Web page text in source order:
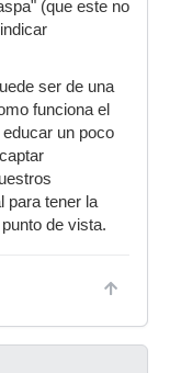
(que este no
ser de una
funciona el
un poco
para tener la
de vista.